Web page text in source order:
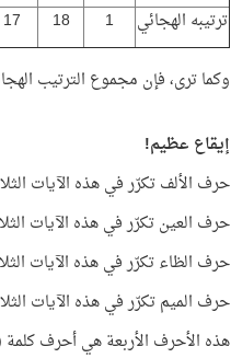
ترتيبه الهجائي
1
18
17
وكما ترى، فإن مجموع الترتيب
إيقاع عظيم!
حرف الألف تكرّر في هذه الآيات الثلاث 97
حرف العين تكرّر في هذه الآيات الثلاث 13
حرف الظاء تكرّر في هذه الآيات الثلاث 3
حرف الميم تكرّر في هذه الآيات الثلاث 42
هذه الأحرف الأربعة هي أحرف كلمة